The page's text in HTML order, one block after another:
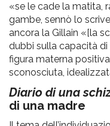
«se le cade la matita,
gambe, sennò lo
ancora la Gillain «[la
dubbi sulla capacità
figura materna
sconosciuta,
Diario di una
di una madre